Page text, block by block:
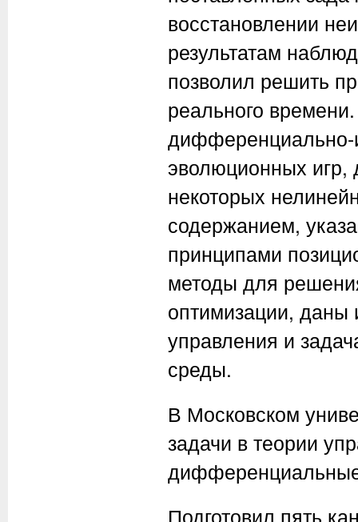
восстановлении
результатам
позволил решить
реального
дифференциально-
эволюционных игр,
некоторых
содержанием,
принципами
методы для
оптимизации, даны
управления и
среды.
В Московском
задачи в теории
Подготовил пять